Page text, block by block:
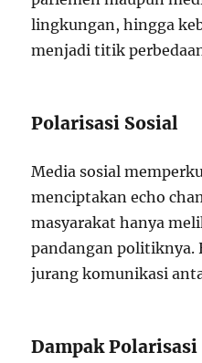
lingkungan, hingga
menjadi titik
Polarisasi Sosial
Media sosial
menciptakan echo
masyarakat hanya
pandangan politiknya.
jurang komunikasi
Dampak Polarisasi